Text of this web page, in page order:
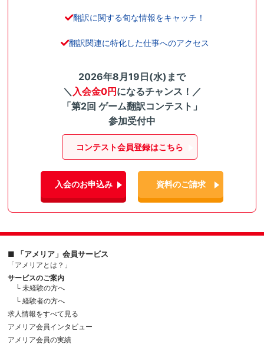
翻訳に関する旬な情報をキャッチ！
翻訳関連に特化した仕事へのアクセス
2026年8月19日(水)まで
＼ 入会金0円になるチャンス！／
「第2回 ゲーム翻訳コンテスト」
参加受付中
コンテスト会員登録はこちら
入会のお申込み 資料のご請求
■ 「アメリア」会員サービス
「アメリアとは？」
サービスのご案内
└ 未経験の方へ
└ 経験者の方へ
求人情報をすべて見る
アメリア会員インタビュー
アメリア会員の実績